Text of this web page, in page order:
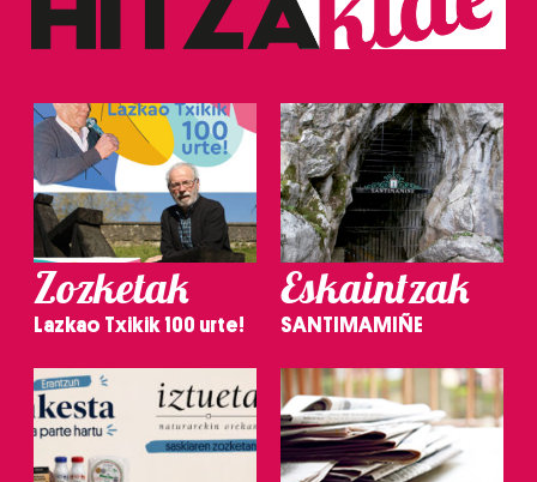
Zozketak
Lazkao Txikik 100 urte!
Eskaintzak
SANTIMAMIÑE